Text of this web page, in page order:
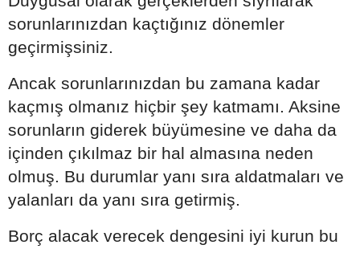
sorunlarınızdan kaçtığınız dönemler
geçirmişsiniz.
Ancak sorunlarınızdan bu zamana kadar
kaçmış olmanız hiçbir şey katmamı. Aksine
sorunların giderek büyümesine ve daha da
içinden çıkılmaz bir hal almasına neden
olmuş. Bu durumlar yanı sıra aldatmaları ve
yalanları da yanı sıra getirmiş.
Borç alacak verecek dengesini iyi kurun bu